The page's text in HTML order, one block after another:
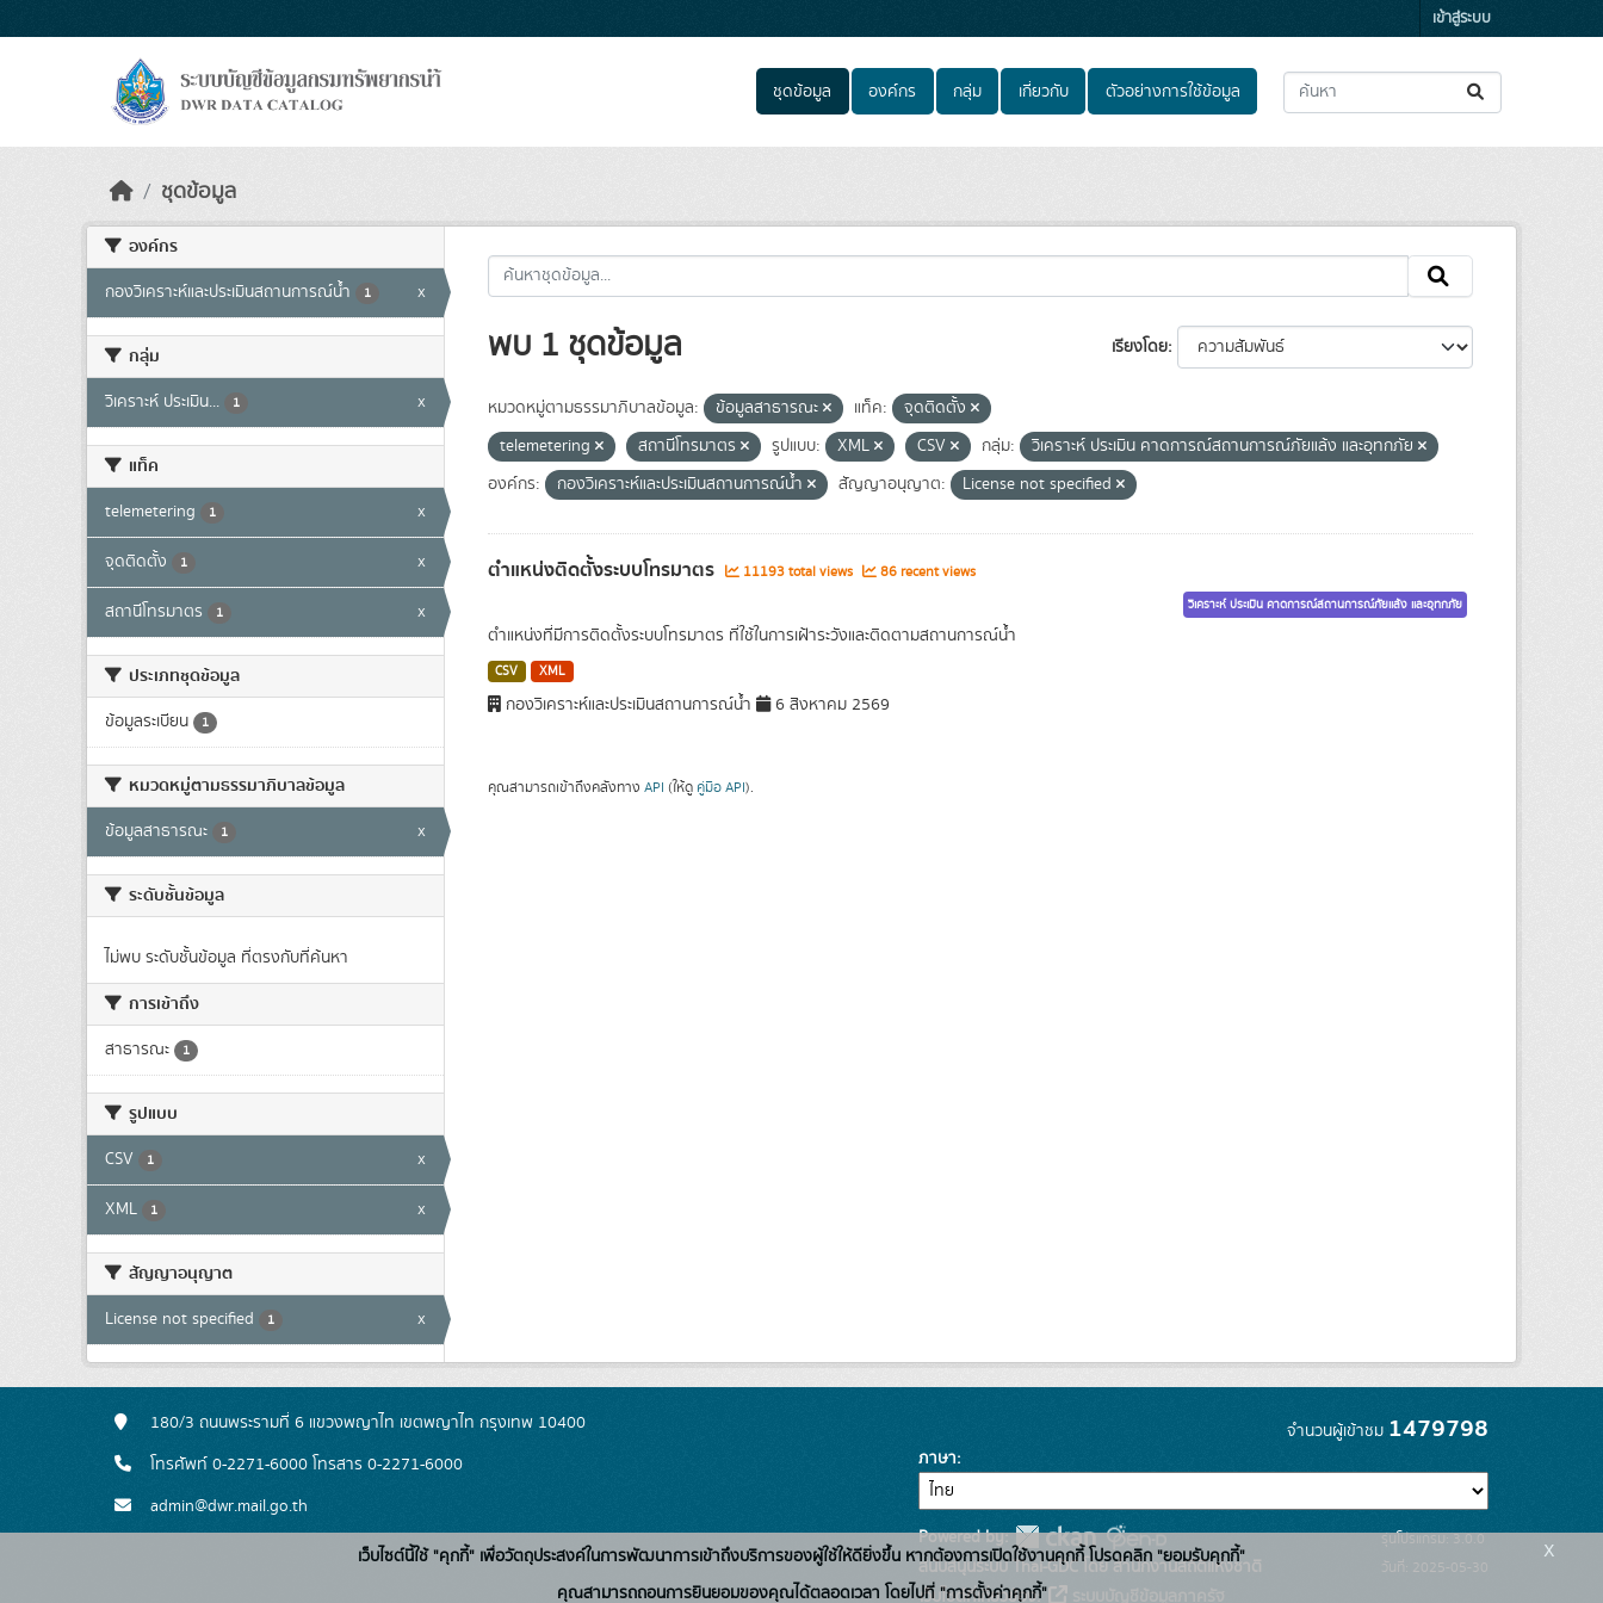
เข้าสู่ระบบ
ชุดข้อมูล องค์กร กลุ่ม เกี่ยวกับ ตัวอย่างการใช้ข้อมูล
ชุดข้อมูล
องค์กร
กองวิเคราะห์และประเมินสถานการณ์น้ำ 1 x
กลุ่ม
วิเคราะห์ ประเมิน... 1 x
แท็ค
telemetering 1 x
จุดติดตั้ง 1 x
สถานีโทรมาตร 1 x
ประเภทชุดข้อมูล
ข้อมูลระเบียน 1
หมวดหมู่ตามธรรมาภิบาลข้อมูล
ข้อมูลสาธารณะ 1 x
ระดับชั้นข้อมูล
ไม่พบ ระดับชั้นข้อมูล ที่ตรงกับที่ค้นหา
การเข้าถึง
สาธารณะ 1
รูปแบบ
CSV 1 x
XML 1 x
สัญญาอนุญาต
License not specified 1 x
เรียงโดย
พบ 1 ชุดข้อมูล
หมวดหมู่ตามธรรมาภิบาลข้อมูล: ข้อมูลสาธารณะ แท็ค:
จุดติดตั้ง
telemetering
สถานีโทรมาตร รูปแบบ: XML CSV กลุ่ม:
วิเคราะห์ ประเมิน คาดการณ์สถานการณ์ภัยแล้ง และอุทกภัย
องค์กร:
กองวิเคราะห์และประเมินสถานการณ์น้ำ สัญญาอนุญาต: License not specified
ตำแหน่งติดตั้งระบบโทรมาตร 11193 total views 86 recent views
วิเคราะห์ ประเมิน คาดการณ์สถานการณ์ภัยแล้ง และอุทกภัย
ตำแหน่งที่มีการติดตั้งระบบโทรมาตร ที่ใช้ในการเฝ้าระวังและติดตามสถานการณ์น้ำ
CSV XML
กองวิเคราะห์และประเมินสถานการณ์น้ำ 6 สิงหาคม 2569
คุณสามารถเข้าถึงคลังทาง API (ให้ดู คู่มือ API).
180/3 ถนนพระรามที่ 6 แขวงพญาไท เขตพญาไท กรุงเทพ 10400
โทรศัพท์ 0-2271-6000 โทรสาร 0-2271-6000
admin@dwr.mail.go.th
จำนวนผู้เข้าชม 1479798
ภาษา
Powered by:
สนับสนุนระบบ Thai-GDC โดย สำนักงานสถิติแห่งชาติ
เว็บไซต์ที่เกี่ยวข้อง:
รุ่นโปรแกรม: 3.0.0
วันที่: 2025-05-30
เว็บไซต์นี้ใช้ "คุกกี้" เพื่อวัตถุประสงค์ในการพัฒนาการเข้าถึงบริการของผู้ใช้ให้ดียิ่งขึ้น หากต้องการเปิดใช้งานคุกกี้ โปรดคลิก "ยอมรับคุกกี้"
คุณสามารถถอนการยินยอมของคุณได้ตลอดเวลา โดยไปที่ "การตั้งค่าคุกกี้"
x